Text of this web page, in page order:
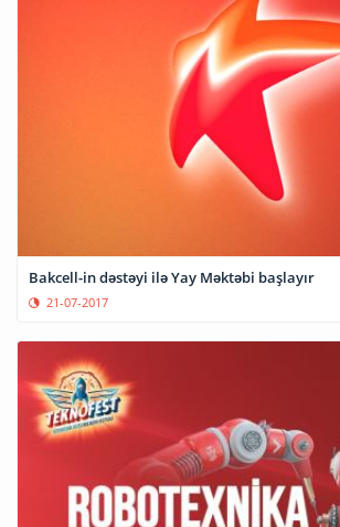
Bakcell-in dəstəyi ilə Yay Məktəbi başlayır
21-07-2017